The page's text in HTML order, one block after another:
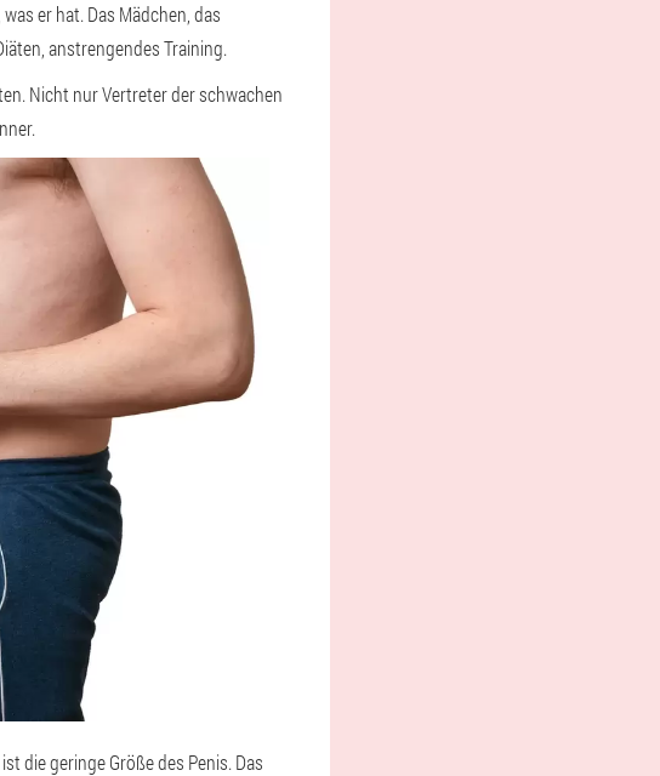
er hat. Das Mädchen, das
anstrengendes Training.
Nicht nur Vertreter der schwachen
die geringe Größe des Penis. Das